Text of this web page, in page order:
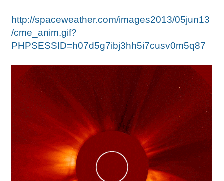
http://spaceweather.com/images2013/05jun13
/cme_anim.gif?
PHPSESSID=h07d5g7ibj3hh5i7cusv0m5q87